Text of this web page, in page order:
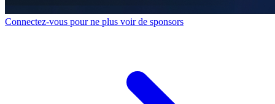
Connectez-vous pour ne plus voir de sponsors